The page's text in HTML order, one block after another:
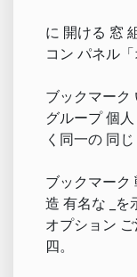
に 開ける 窓
コン パネル
ブックマーク
グループ 個
く同一の 同
ブックマーク
造 有名な _を
オプション
四。